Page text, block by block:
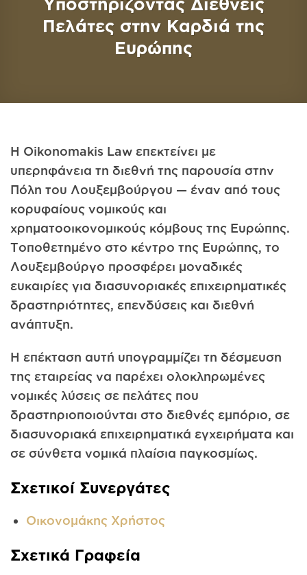
Υποστηρίζοντας Διεθνείς
Πελάτες στην Καρδιά της
Ευρώπης
Η Oikonomakis Law επεκτείνει με
υπερηφάνεια τη διεθνή της παρουσία στην
Πόλη του Λουξεμβούργου — έναν από τους
κορυφαίους νομικούς και
χρηματοοικονομικούς κόμβους της Ευρώπης.
Τοποθετημένο στο κέντρο της Ευρώπης, το
Λουξεμβούργο προσφέρει μοναδικές
ευκαιρίες για διασυνοριακές επιχειρηματικές
δραστηριότητες, επενδύσεις και διεθνή
ανάπτυξη.
Η επέκταση αυτή υπογραμμίζει τη δέσμευση
της εταιρείας να παρέχει ολοκληρωμένες
νομικές λύσεις σε πελάτες που
δραστηριοποιούνται στο διεθνές εμπόριο, σε
διασυνοριακά επιχειρηματικά εγχειρήματα και
σε σύνθετα νομικά πλαίσια παγκοσμίως.
Σχετικοί Συνεργάτες
Οικονομάκης Χρήστος
Σχετικά Γραφεία